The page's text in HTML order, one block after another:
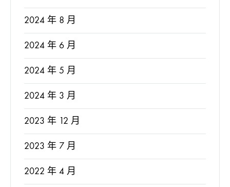
2024 年 8 月
2024 年 6 月
2024 年 5 月
2024 年 3 月
2023 年 12 月
2023 年 7 月
2022 年 4 月